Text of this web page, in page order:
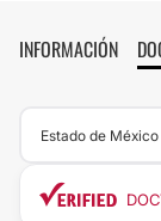
INFORMACIÓN
Estado de México